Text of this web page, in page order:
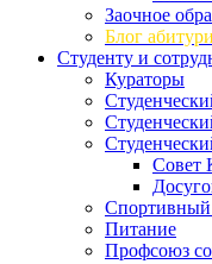
Заочное
Блог
Студенту и
Кураторы
Совет
Спортивный
Питание
Профсоюз